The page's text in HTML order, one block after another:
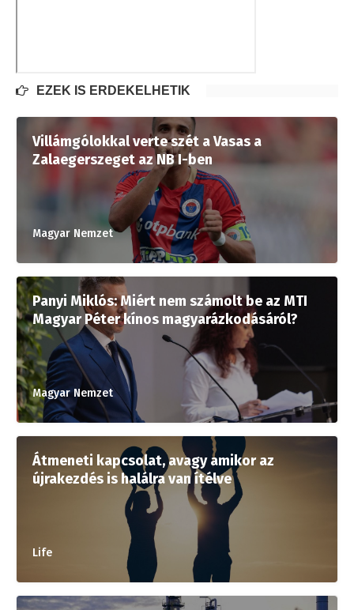
EZEK IS ÉRDEKELHETIK
Villámgólokkal verte szét a Vasas a
Zalaegerszeget az NB I-ben
Magyar Nemzet
Panyi Miklós: Miért nem számolt be az MTI
Magyar Péter kínos magyarázkodásáról?
Magyar Nemzet
Átmeneti kapcsolat, avagy amikor az
újrakezdés is halálra van ítélve
Life